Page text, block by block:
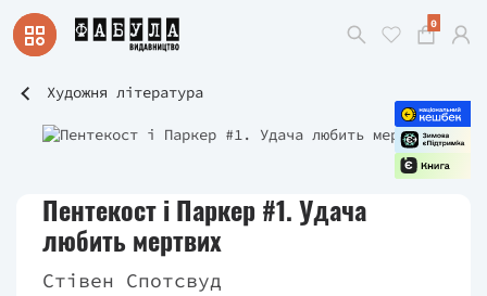
0
Художня література
Пентекост і Паркер #1. Удача
любить мертвих
Стівен Спотсвуд